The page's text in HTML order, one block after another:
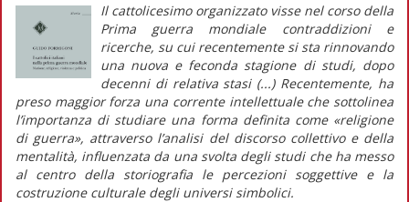
Il cattolicesimo organizzato visse nel corso della
Prima guerra mondiale contraddizioni e
ricerche, su cui recentemente si sta rinnovando
una nuova e feconda stagione di studi, dopo
decenni di relativa stasi (...) Recentemente, ha
preso maggior forza una corrente intellettuale che sottolinea
l’importanza di studiare una forma definita come «religione
di guerra», attraverso l’analisi del discorso collettivo e della
mentalità, influenzata da una svolta degli studi che ha messo
al centro della storiografia le percezioni soggettive e la
costruzione culturale degli universi simbolici.